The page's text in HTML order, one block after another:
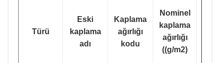
Türü
Eski
kaplama
adı
Kaplama
ağırlığı
kodu
Nominel
kaplama
ağırlığı
((g/m2)